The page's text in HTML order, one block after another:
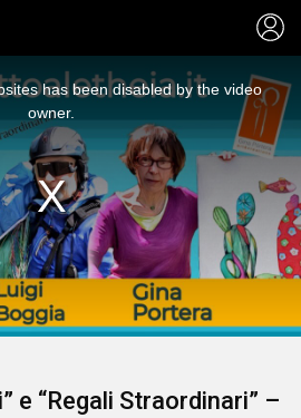
has been disabled by the video
owner.
e “Regali Straordinari” –